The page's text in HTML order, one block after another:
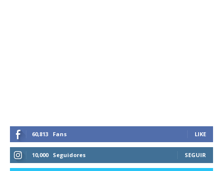
60,813 Fans LIKE
10,000 Seguidores SEGUIR